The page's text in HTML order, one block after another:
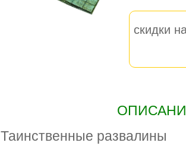
скидки
Таинственные развалины